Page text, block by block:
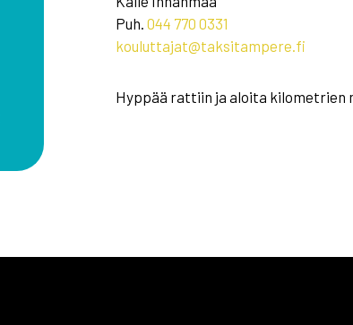
Puh. 044 770 0331
kouluttajat@taksitampere.fi
Hyppää rattiin ja aloita kilometrien